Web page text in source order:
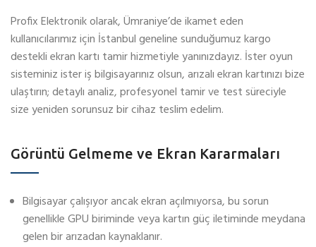
Profix Elektronik olarak, Ümraniye’de ikamet eden
kullanıcılarımız için İstanbul geneline sunduğumuz kargo
destekli ekran kartı tamir hizmetiyle yanınızdayız. İster oyun
sisteminiz ister iş bilgisayarınız olsun, arızalı ekran kartınızı bize
ulaştırın; detaylı analiz, profesyonel tamir ve test süreciyle
size yeniden sorunsuz bir cihaz teslim edelim.
Görüntü Gelmeme ve Ekran Kararmaları
Bilgisayar çalışıyor ancak ekran açılmıyorsa, bu sorun
genellikle GPU biriminde veya kartın güç iletiminde meydana
gelen bir arızadan kaynaklanır.